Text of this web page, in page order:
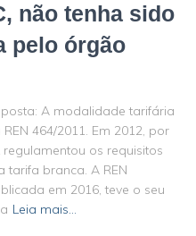
não tenha sido
pelo órgão
A modalidade tarifária
464/2011. Em 2012, por
regulamentou os requisitos
branca. A REN
em 2016, teve o seu
Leia mais…